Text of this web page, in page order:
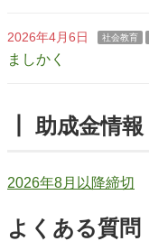
2026年4月6日 社会教育
ましかく
┃ 助成金情報
2026年8月以降締切
よくある質問